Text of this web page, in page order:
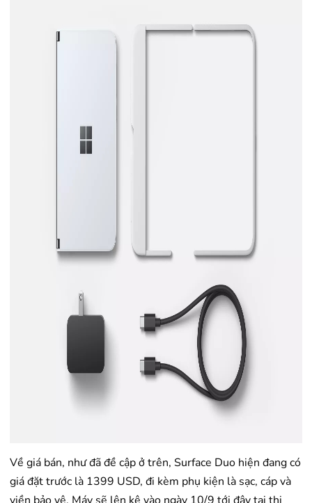
Về giá bán, như đã đề cập ở trên, Surface Duo hiện đang có
giá đặt trước là 1399 USD, đi kèm phụ kiện là sạc, cáp và